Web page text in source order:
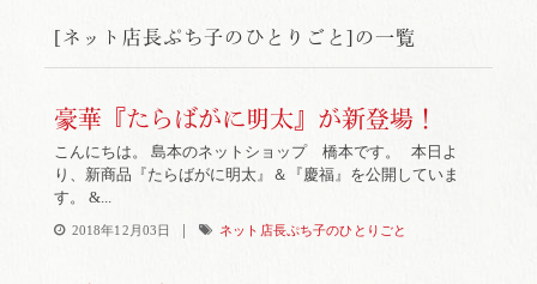
[ネット店長ぷち子のひとりごと]の一覧
豪華『たらばがに明太』が新登場！
こんにちは。 島本のネットショップ 橋本です。 本日よ
り、新商品『たらばがに明太』＆『慶福』を公開していま
す。 &...
2018年12月03日 | ネット店長ぷち子のひとりごと